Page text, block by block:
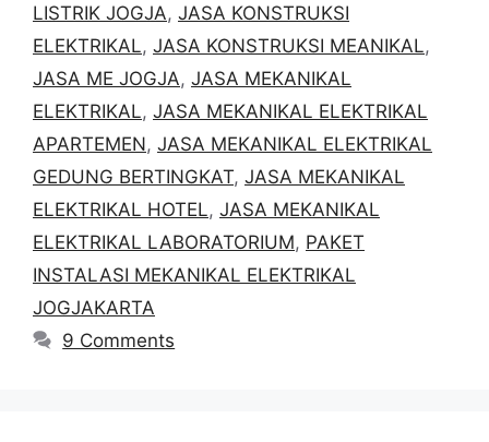
LISTRIK JOGJA, JASA KONSTRUKSI
ELEKTRIKAL, JASA KONSTRUKSI MEANIKAL,
JASA ME JOGJA, JASA MEKANIKAL
ELEKTRIKAL, JASA MEKANIKAL ELEKTRIKAL
APARTEMEN, JASA MEKANIKAL ELEKTRIKAL
GEDUNG BERTINGKAT, JASA MEKANIKAL
ELEKTRIKAL HOTEL, JASA MEKANIKAL
ELEKTRIKAL LABORATORIUM, PAKET
INSTALASI MEKANIKAL ELEKTRIKAL
JOGJAKARTA
9 Comments